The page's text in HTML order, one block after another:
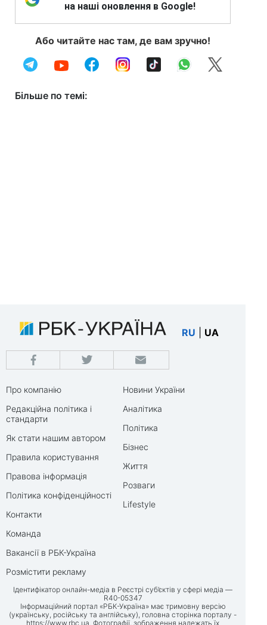
на наші оновлення в Google!
Або читайте нас там, де вам зручно!
Більше по темі:
RU UA
Про компанію
Редакційна політика і
стандарти
Як стати нашим автором
Правила користування
Правова інформація
Політика конфіденційності
Контакти
Команда
Вакансії в РБК-Україна
Розмістити рекламу
Новини України
Аналітика
Політика
Бізнес
Життя
Розваги
Lifestyle
Ідентифікатор онлайн-медіа в Реєстрі суб’єктів у сфері медіа —
R40-05347
Інформаційний портал «РБК-Україна» має тримовну версію
(українську, російську та англійську), головна сторінка порталу -
https://www.rbc.ua . Фотографії, зображення належать їх